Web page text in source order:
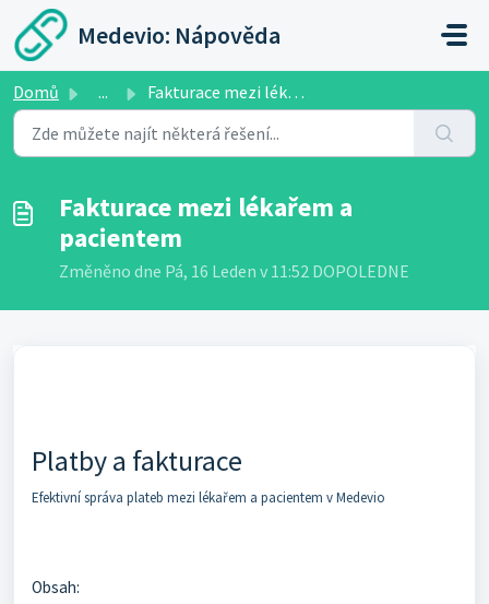
Přeskočit na hlavní obsah
Medevio: Nápověda
Domů ... Fakturace mezi lékařem a pacientem
Fakturace mezi lékařem a
pacientem
Změněno dne Pá, 16 Leden v 11:52 DOPOLEDNE
Platby a fakturace
Efektivní správa plateb mezi lékařem a pacientem v Medevio
Obsah: